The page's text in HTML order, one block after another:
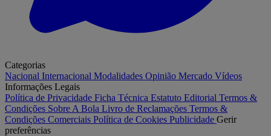
Categorias
Nacional Internacional Modalidades Opinião Mercado Vídeos
Informações Legais
Política de Privacidade Ficha Técnica Estatuto Editorial Termos &
Condições Sobre A Bola Livro de Reclamações Termos &
Condições Comerciais Política de Cookies Publicidade Gerir
preferências